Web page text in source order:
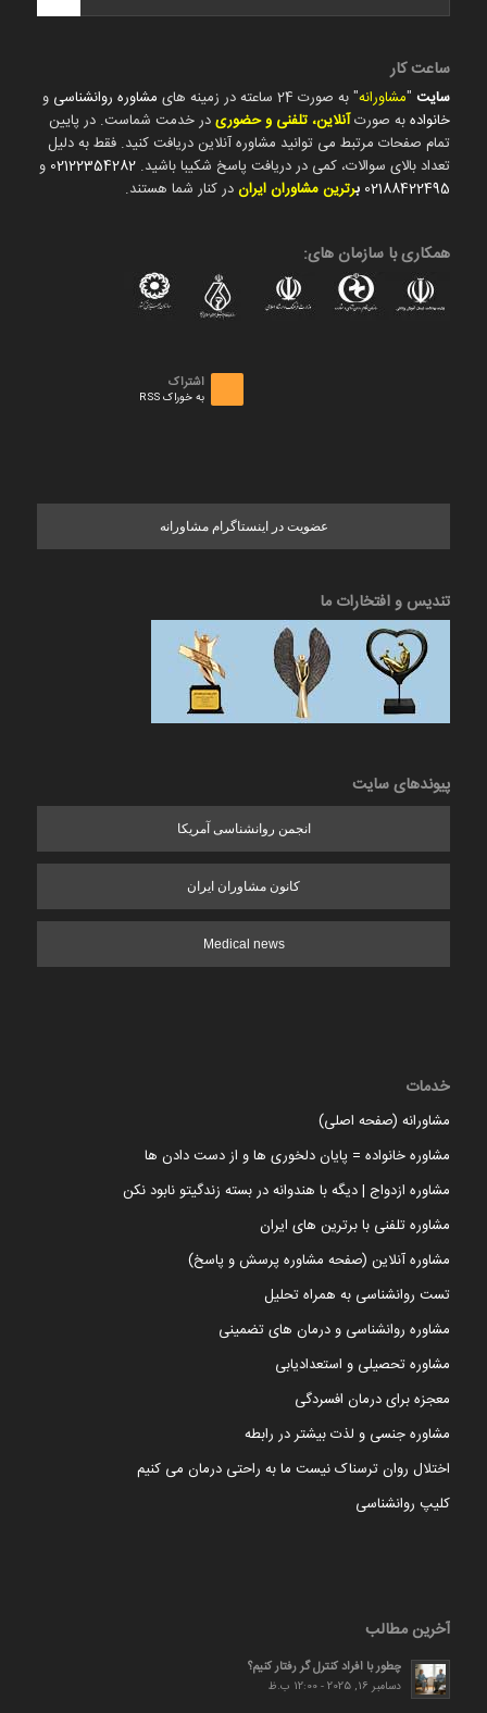
ساعت کار
سایت"مشاورانه" به صورت 24 ساعته در زمینه های مشاوره روانشناسی و
خانوادهبه صورتآنلاین، تلفنی و حضوریدر خدمت شماست. در پایین
تمام صفحات مرتبط می توانید مشاوره آنلاین دریافت کنید. فقط به دلیل
تعداد بالای سوالات، کمی در دریافت پاسخ شکیبا باشید. 02122354282 و
02188422495 برترین مشاوران ایراندر کنار شما هستند.
همکاری با سازمان های:
اشتراک
به خوراک RSS
عضویت در اینستاگرام مشاورانه
تندیس و افتخارات ما
پیوندهای سایت
انجمن روانشناسی آمریکا
کانون مشاوران ایران
Medical news
خدمات
مشاورانه (صفحه اصلی)
مشاوره خانواده = پایان دلخوری ها و از دست دادن ها
مشاوره ازدواج | دیگه با هندوانه در بسته زندگیتو نابود نکن
مشاوره تلفنی با برترین های ایران
مشاوره آنلاین (صفحه مشاوره پرسش و پاسخ)
تست روانشناسی به همراه تحلیل
مشاوره روانشناسی و درمان های تضمینی
مشاوره تحصیلی و استعدادیابی
معجزه برای درمان افسردگی
مشاوره جنسی و لذت بیشتر در رابطه
اختلال روان ترسناک نیست ما به راحتی درمان می کنیم
کلیپ روانشناسی
آخرین مطالب
چطور با افراد کنترل گر رفتار کنیم؟
دسامبر 16, 2025 - 12:00 ب.ظ